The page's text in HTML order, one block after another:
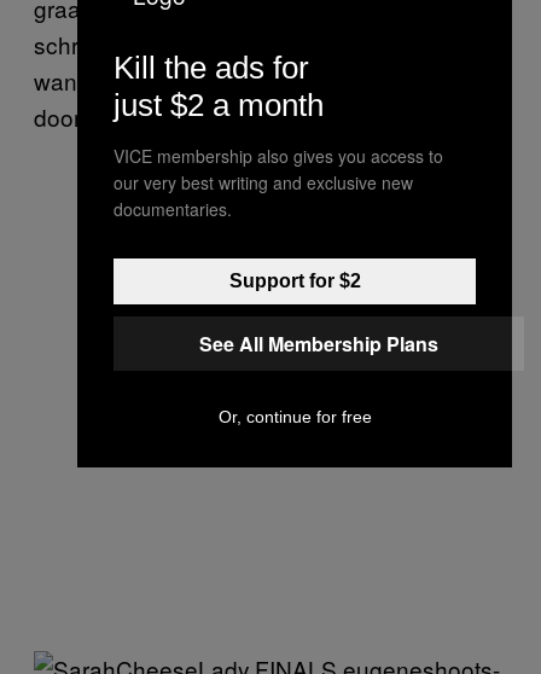
graaf.” Dat is wat het is, uren en uren
schrapen en graven. Soms denk ik ook: god,
wanneer is dit klaar. Maar je moet gewoon
doorbijten en het afmaken.
Kill the ads for
just $2 a month
VICE membership also gives you access to
our very best writing and exclusive new
documentaries.
Support for $2
See All Membership Plans
Or, continue for free